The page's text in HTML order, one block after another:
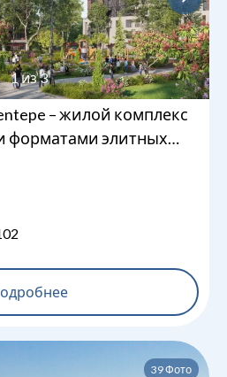
1из3
– жилой комплекс
форматами элитных
39Фото